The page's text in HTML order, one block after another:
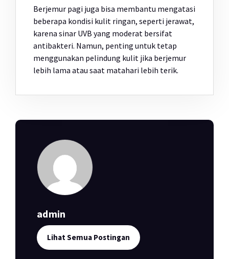
Berjemur pagi juga bisa membantu mengatasi
beberapa kondisi kulit ringan, seperti jerawat,
karena sinar UVB yang moderat bersifat
antibakteri. Namun, penting untuk tetap
menggunakan pelindung kulit jika berjemur
lebih lama atau saat matahari lebih terik.
admin
Lihat Semua Postingan